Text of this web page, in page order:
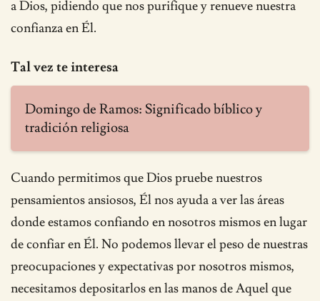
a Dios, pidiendo que nos purifique y renueve nuestra
confianza en Él.
Tal vez te interesa
Domingo de Ramos: Significado bíblico y
tradición religiosa
Cuando permitimos que Dios pruebe nuestros
pensamientos ansiosos, Él nos ayuda a ver las áreas
donde estamos confiando en nosotros mismos en lugar
de confiar en Él. No podemos llevar el peso de nuestras
preocupaciones y expectativas por nosotros mismos,
necesitamos depositarlos en las manos de Aquel que